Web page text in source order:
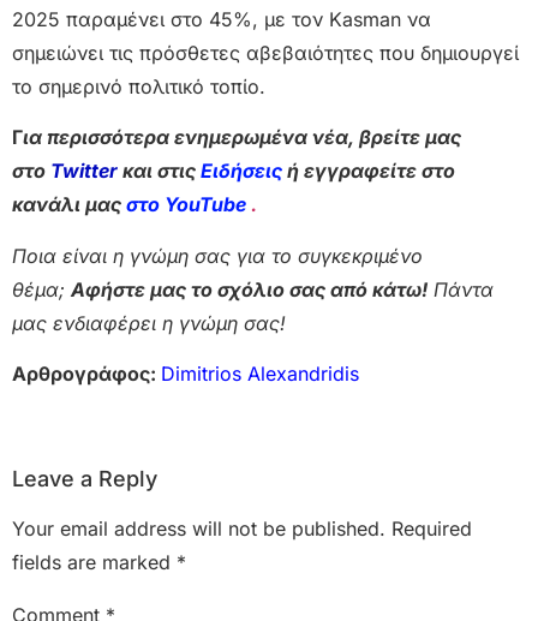
2025 παραμένει στο 45%, με τον Kasman να
σημειώνει τις πρόσθετες αβεβαιότητες που δημιουργεί
το σημερινό πολιτικό τοπίο.
Για περισσότερα ενημερωμένα νέα, βρείτε μας
στο Twitter και στις Ειδήσεις ή εγγραφείτε στο
κανάλι μας στο YouTube .
Ποια είναι η γνώμη σας για το συγκεκριμένο
θέμα; Αφήστε μας το σχόλιο σας από κάτω! Πάντα
μας ενδιαφέρει η γνώμη σας!
Αρθρογράφος: Dimitrios Alexandridis
Leave a Reply
Your email address will not be published. Required
fields are marked *
Comment *